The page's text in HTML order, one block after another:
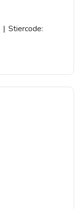
| Stiercode: